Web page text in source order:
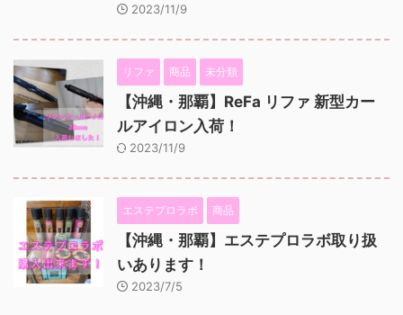
2023/11/9
リファ 商品 未分類
【沖縄・那覇】ReFa リファ 新型カー
ルアイロン入荷！
2023/11/9
エステプロラボ 商品
【沖縄・那覇】エステプロラボ取り扱
いあります！
2023/7/5